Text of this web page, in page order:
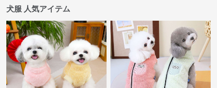
犬服 人気アイテム